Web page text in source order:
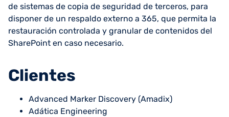
de sistemas de copia de seguridad de terceros, para
disponer de un respaldo externo a 365, que permita la
restauración controlada y granular de contenidos del
SharePoint en caso necesario.
Clientes
Advanced Marker Discovery (Amadix)
Adática Engineering